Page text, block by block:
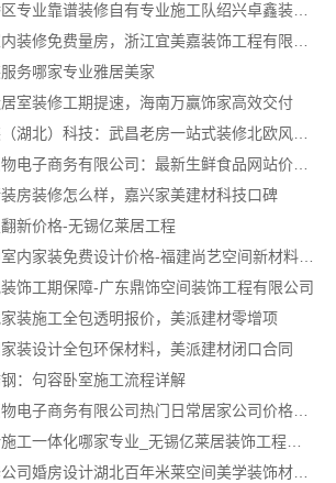
绍兴柯桥区专业靠谱装修自有专业施工队绍兴卓鑫装饰材料有限公司
务哪家专业雅居美家
室装修工期提速，海南万赢饰家高效交付
湖北省惠物电子商务有限公司：最新生鲜食品网站价格更新
房装修怎么样，嘉兴家美建材科技口碑
新价格-无锡亿莱居工程
现代简约室内家装免费设计价格-福建尚艺空间新材料科技有限公司
饰工期保障-广东鼎饰空间装饰工程有限公司
装施工全包透明报价，美派建材零增项
装设计全包环保材料，美派建材闭口合同
：句容卧室施工流程详解
湖北省惠物电子商务有限公司热门日常居家公司价格分析
基装设计施工一体化哪家专业_无锡亿莱居装饰工程材料有限公司
荆州装修公司婚房设计湖北百年米莱空间美学装饰材料有限公司